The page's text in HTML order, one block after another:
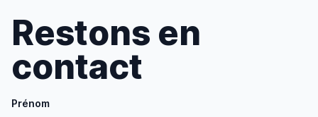
Restons en
contact
Prénom